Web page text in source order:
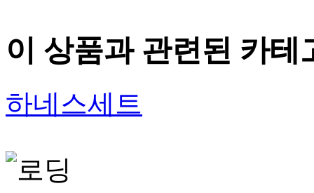
이 상품과 관련된 카테
하네스세트